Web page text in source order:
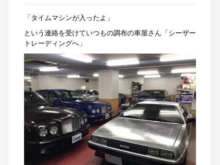
「タイムマシンが入ったよ」
という連絡を受けていつもの調布の車屋さん「シーザー
トレーディングへ」